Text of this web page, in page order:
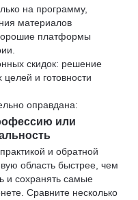
на программу,
материалов
платформы
скидок: решение
и готовности
оправдана:
или
и обратной
область быстрее, чем
и сохранять самые
Сравните несколько